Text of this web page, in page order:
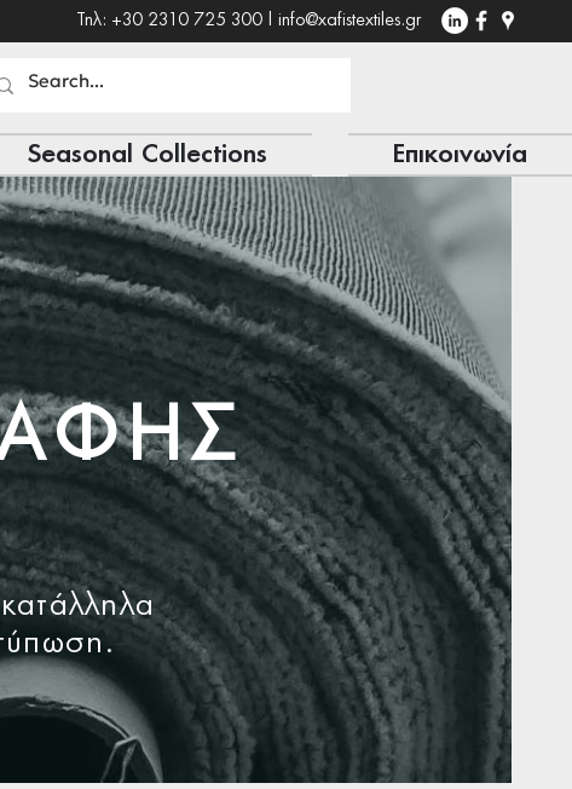
Τηλ: +30 2310 725 300 | info@xafistextiles.gr
Seasonal Collections Επικοινωνία